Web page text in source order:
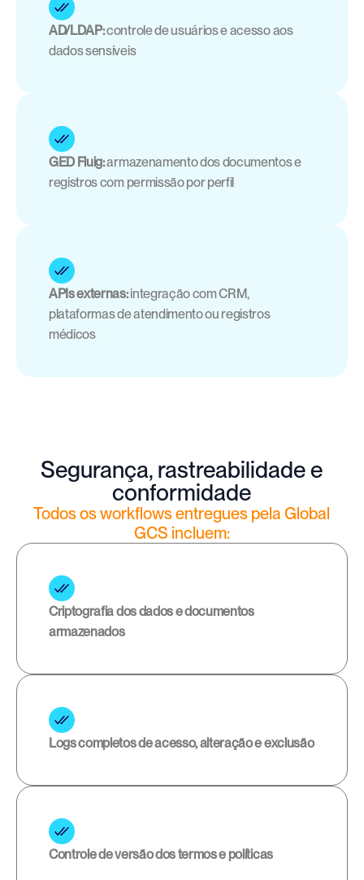
AD/LDAP: controle de usuários e acesso aos
dados sensíveis
GED Fluig: armazenamento dos documentos e
registros com permissão por perfil
APIs externas: integração com CRM,
plataformas de atendimento ou registros
médicos
Segurança, rastreabilidade e
conformidade
Todos os workflows entregues pela Global
GCS incluem:
Criptografia dos dados e documentos
armazenados
Logs completos de acesso, alteração e exclusão
Controle de versão dos termos e políticas